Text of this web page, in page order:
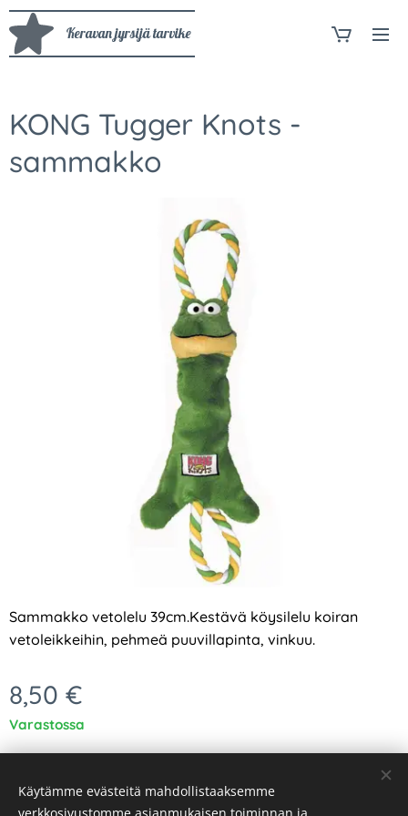
Keravan jyrsijä tarvike
KONG Tugger Knots -
sammakko
Sammakko vetolelu 39cm.Kestävä köysilelu koiran
vetoleikkeihin, pehmeä puuvillapinta, vinkuu.
8,50 €
Varastossa
Käytämme evästeitä mahdollistaaksemme